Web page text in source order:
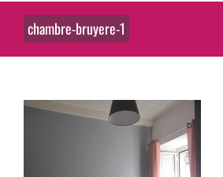
chambre-bruyere-1